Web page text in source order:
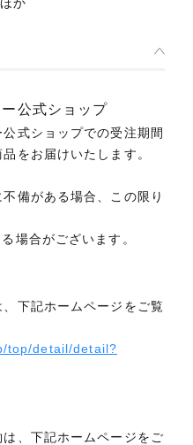
公式ショップ
式ショップでの受注期間
をお届けいたします。
備がある場合、この限り
場合がございます。
、下記ホームページをご覧
top/detail/detail?
は、下記ホームページをご